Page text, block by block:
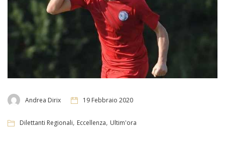
Andrea Dirix 19 Febbraio 2020
Dilettanti Regionali, Eccellenza, Ultim'ora